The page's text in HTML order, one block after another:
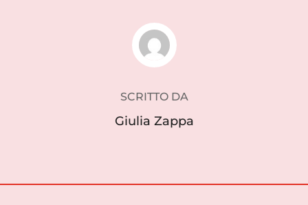
AUTORE DELL'ARTICOLO
SCRITTO DA
Giulia Zappa